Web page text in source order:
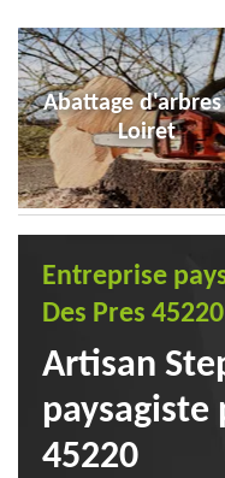
Abattage d'arbres
Loiret
Entreprise
Des Pres 45220
Artisan
paysagiste
45220